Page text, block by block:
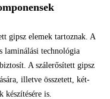
gipsz elemek tartoznak. A
laminálási technológia
A szálerősített gipsz
illetve összetett, két-
is.